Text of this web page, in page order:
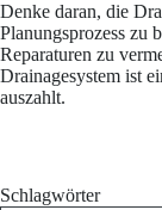
Denke daran, die
Planungsprozess zu
Reparaturen zu
Drainagesystem ist
auszahlt.
Schlagwörter